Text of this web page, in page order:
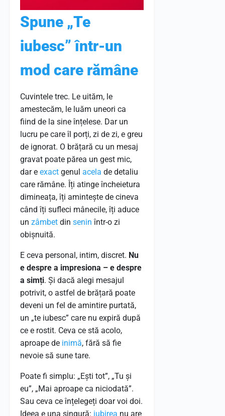
Spune „Te
iubesc” într-un
mod care rămâne
Cuvintele trec. Le uităm, le
amestecăm, le luăm uneori ca
fiind de la sine înțelese. Dar un
lucru pe care îl porți, zi de zi, e greu
de ignorat. O brățară cu un mesaj
gravat poate părea un gest mic,
dar e exact genul acela de detaliu
care rămâne. Îți atinge încheietura
dimineața, îți amintește de cineva
când îți sufleci mânecile, îți aduce
un zâmbet din senin într-o zi
obișnuită.
E ceva personal, intim, discret. Nu
e despre a impresiona – e despre
a simți. Și dacă alegi mesajul
potrivit, o astfel de brățară poate
deveni un fel de amintire purtată,
un „te iubesc” care nu expiră după
ce e rostit. Ceva ce stă acolo,
aproape de inimă, fără să fie
nevoie să sune tare.
Poate fi simplu: „Ești tot”, „Tu și
eu”, „Mai aproape ca niciodată”.
Sau ceva ce înțelegeți doar voi doi.
Ideea e una singură: iubirea nu are